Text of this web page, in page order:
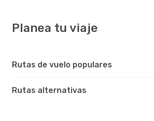
Planea tu viaje
Rutas de vuelo populares
Rutas alternativas